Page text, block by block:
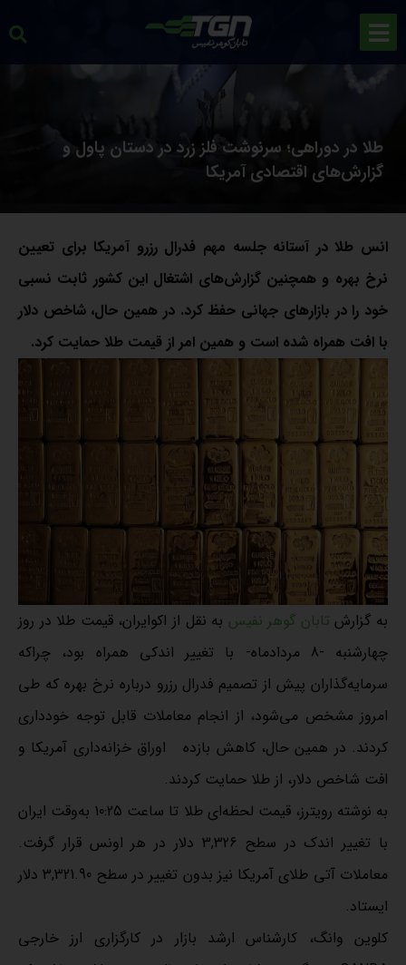
طلا در دوراهی؛ سرنوشت فلز زرد در دستان پاول و
گزارش‌های اقتصادی آمریکا
انس طلا در آستانه جلسه مهم فدرال رزرو آمریکا برای تعیین
نرخ بهره و همچنین گزارش‌های اشتغال این کشور ثابت نسبی
خود را در بازارهای جهانی حفظ کرد. در همین حال، شاخص دلار
با افت همراه شده است و همین امر از قیمت طلا حمایت کرد.
به گزارش تابان گوهر نفیس به نقل از اکوایران، قیمت طلا در روز
چهارشنبه -8 مردادماه- با تغییر اندکی همراه بود، چراکه
سرمایه‌گذاران پیش از تصمیم فدرال رزرو درباره نرخ‌ بهره که طی
امروز مشخص می‌شود، از انجام معاملات قابل توجه خودداری
کردند. در همین حال، کاهش بازده اوراق خزانه‌داری آمریکا و
افت شاخص دلار، از طلا حمایت کردند.
به نوشته رویترز، قیمت لحظه‌ای طلا تا ساعت 10:25 به‌وقت ایران
با تغییر اندک در سطح 3,326 دلار در هر اونس قرار گرفت.
معاملات آتی طلای آمریکا نیز بدون تغییر در سطح 3,321.90 دلار
ایستاد.
کلوین وانگ، کارشناس ارشد بازار در کارگزاری ارز خارجی